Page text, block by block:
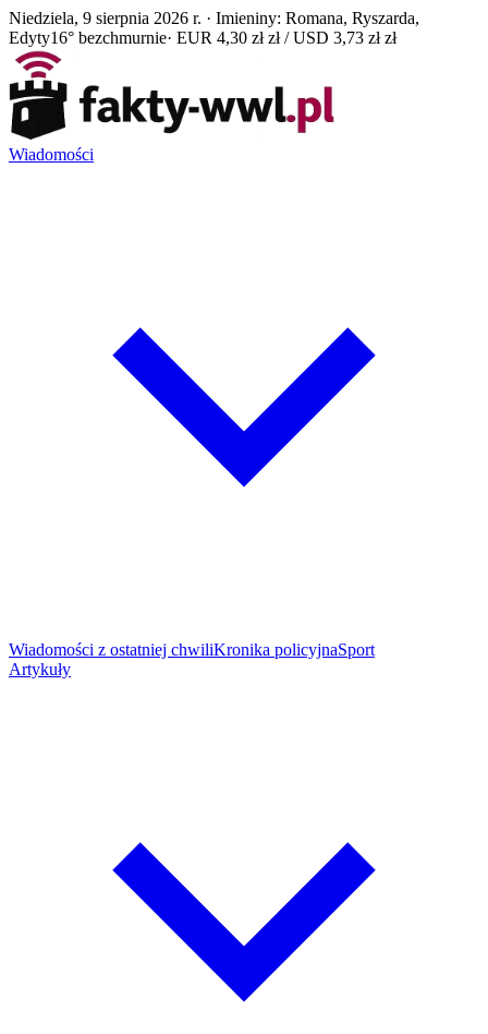
Niedziela, 9 sierpnia 2026 r. · Imieniny: Romana, Ryszarda,
Edyty16° bezchmurnie· EUR 4,30 zł zł / USD 3,73 zł zł
Wiadomości
Wiadomości z ostatniej chwiliKronika policyjnaSport
Artykuły